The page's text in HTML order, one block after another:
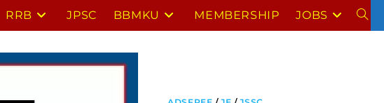
RRB JPSC BBMKU MEMBERSHIP JOBS